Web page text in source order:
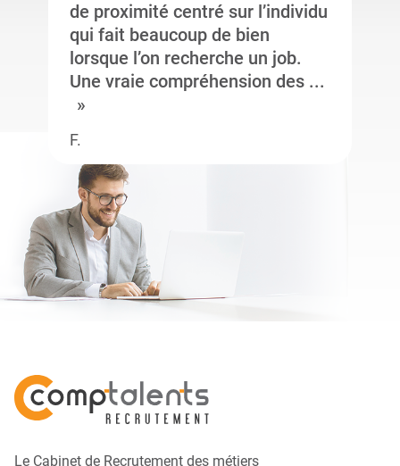
de proximité centré sur l’individu
qui fait beaucoup de bien
lorsque l’on recherche un job.
Une vraie compréhension des ...
F.
Le Cabinet de Recrutement des métiers